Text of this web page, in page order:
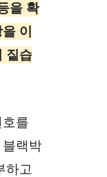
을 확
이
짙습
를
랙박
하고